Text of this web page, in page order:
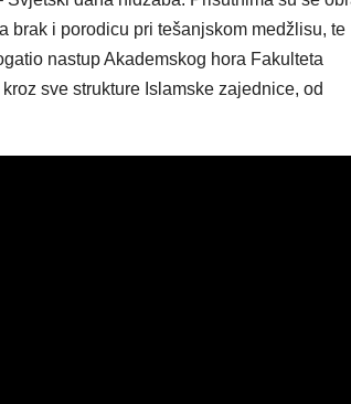
brak i porodicu pri tešanjskom medžlisu, te
nastup Akademskog hora Fakulteta
sve strukture Islamske zajednice, od